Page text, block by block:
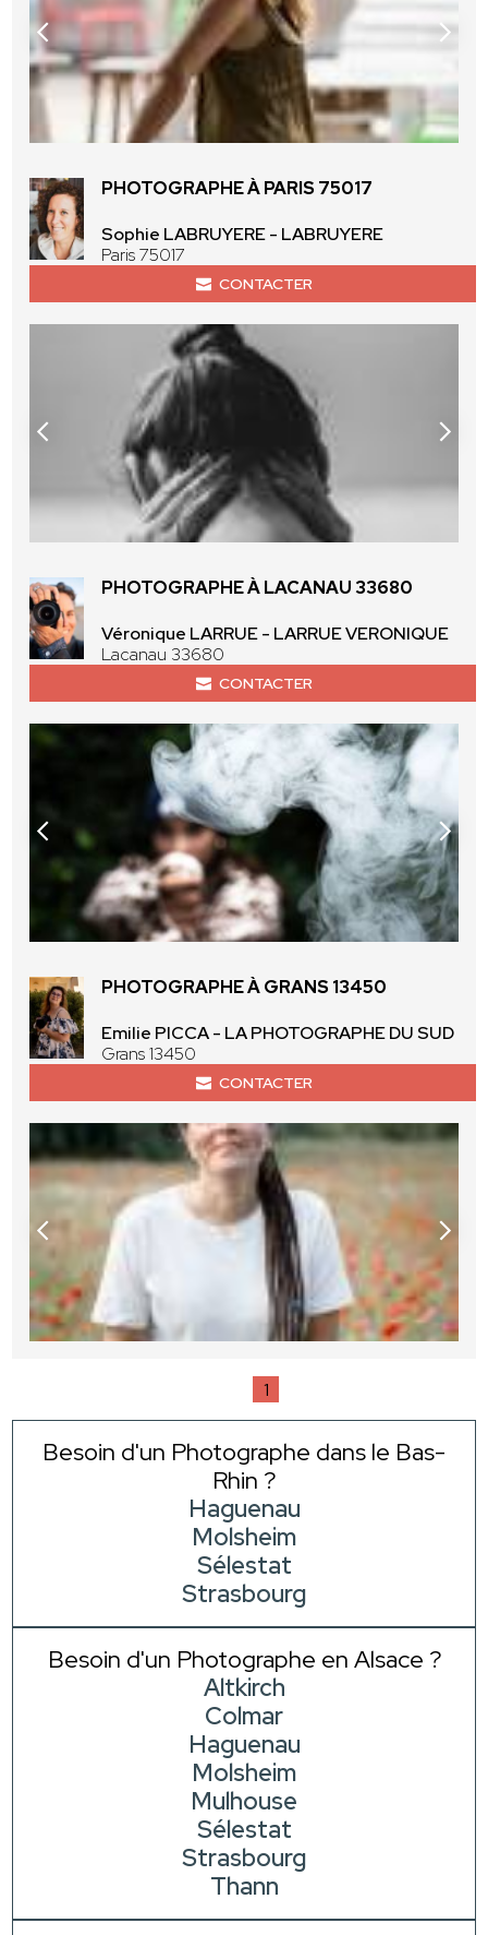
PHOTOGRAPHE À PARIS 75017
Sophie LABRUYERE - LABRUYERE
Paris 75017
CONTACTER
PHOTOGRAPHE À LACANAU 33680
Véronique LARRUE - LARRUE VERONIQUE
Lacanau 33680
CONTACTER
PHOTOGRAPHE À GRANS 13450
Emilie PICCA - LA PHOTOGRAPHE DU SUD
Grans 13450
CONTACTER
1
Besoin d'un Photographe dans le Bas-
Rhin ?
Haguenau
Molsheim
Sélestat
Strasbourg
Besoin d'un Photographe en Alsace ?
Altkirch
Colmar
Haguenau
Molsheim
Mulhouse
Sélestat
Strasbourg
Thann